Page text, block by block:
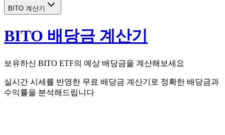
BITO 계산기
BITO 배당금 계산기
보유하신 BITO ETF의 예상 배당금을 계산해보세요
실시간 시세를 반영한 무료 배당금 계산기로 정확한 배당금과
수익률을 분석해드립니다